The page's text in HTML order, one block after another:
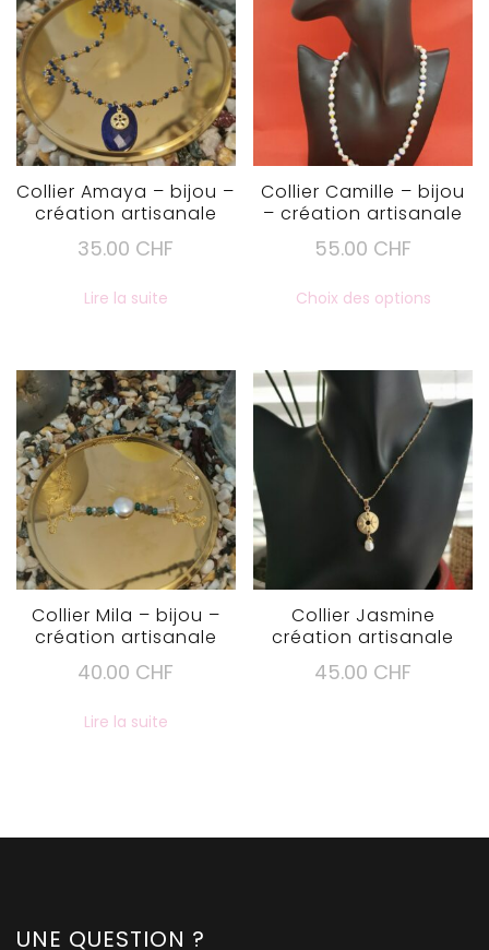
Collier Amaya – bijou –
création artisanale
35.00 CHF
Lire la suite
Collier Camille – bijou
– création artisanale
55.00 CHF
Choix des options
Les
être
sur
la
page
Collier Mila – bijou –
création artisanale
40.00 CHF
Lire la suite
Collier Jasmine
création artisanale
45.00 CHF
UNE QUESTION ?